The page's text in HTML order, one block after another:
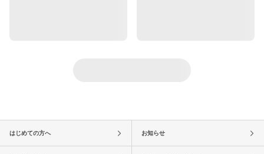
はじめての方へ お知らせ